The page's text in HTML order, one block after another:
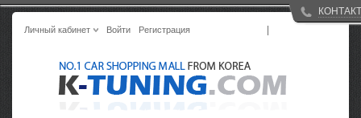
Личный кабинет Войти Регистрация